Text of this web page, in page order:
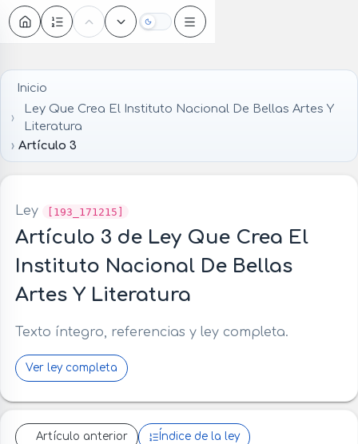
Oscuro
Inicio
Ley Que Crea El Instituto Nacional De Bellas Artes Y
Literatura
Artículo 3
Ley [193_171215]
Artículo 3 de Ley Que Crea El
Instituto Nacional De Bellas
Artes Y Literatura
Texto íntegro, referencias y ley completa.
Ver ley completa
Artículo anterior Índice de la ley